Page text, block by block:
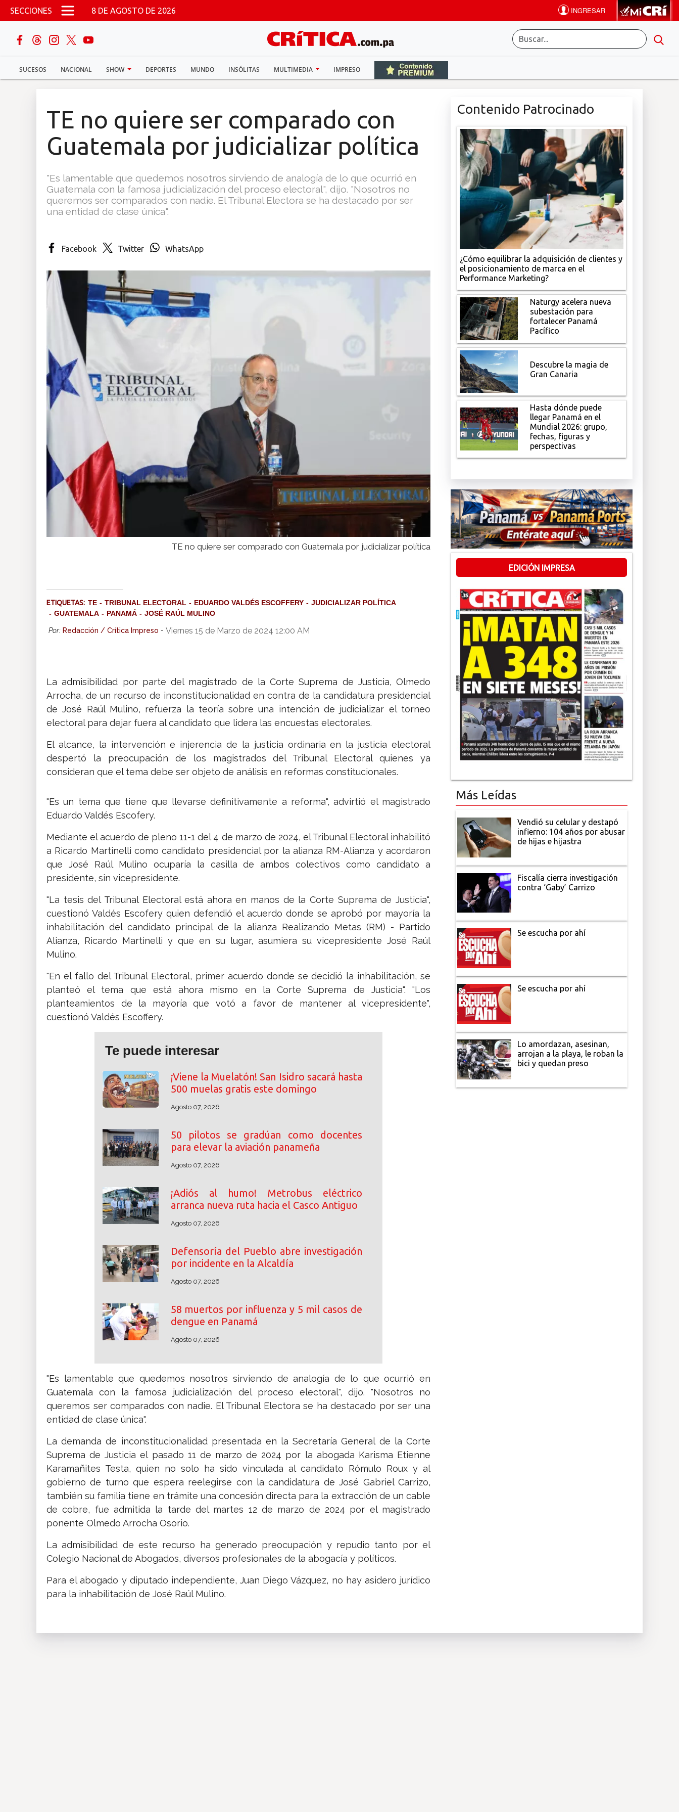
Pasar al contenido principal
SECCIONES 8 DE AGOSTO DE 2026
SUCESOS NACIONAL SHOW DEPORTES MUNDO INSÓLITAS MULTIMEDIA IMPRESO
buscar
Sucesos
Multimedia
TE no quiere ser comparado con
Guatemala por judicializar política
"Es lamentable que quedemos nosotros sirviendo de analogía de lo que ocurrió en
Guatemala con la famosa judicialización del proceso electoral", dijo. "Nosotros no
queremos ser comparados con nadie. El Tribunal Electora se ha destacado por ser
una entidad de clase única".
Facebook Twitter WhatsApp
TE no quiere ser comparado con Guatemala por judicializar política
ETIQUETAS: TE TRIBUNAL ELECTORAL EDUARDO VALDÉS ESCOFFERY
JUDICIALIZAR POLÍTICA
GUATEMALA
PANAMÁ JOSÉ RAÚL MULINO
Por: Redacción / Crítica Impreso - Viernes 15 de Marzo de 2024 12:00 AM
La admisibilidad por parte del magistrado de la Corte Suprema de Justicia, Olmedo
Arrocha, de un recurso de inconstitucionalidad en contra de la candidatura presidencial
de José Raúl Mulino, refuerza la teoría sobre una intención de judicializar el torneo
electoral para dejar fuera al candidato que lidera las encuestas electorales.
El alcance, la intervención e injerencia de la justicia ordinaria en la justicia electoral
despertó la preocupación de los magistrados del Tribunal Electoral quienes ya
consideran que el tema debe ser objeto de análisis en reformas constitucionales.
"Es un tema que tiene que llevarse definitivamente a reforma", advirtió el magistrado
Eduardo Valdés Escofery.
Mediante el acuerdo de pleno 11-1 del 4 de marzo de 2024, el Tribunal Electoral inhabilitó
a Ricardo Martinelli como candidato presidencial por la alianza RM-Alianza y acordaron
que José Raúl Mulino ocuparía la casilla de ambos colectivos como candidato a
presidente, sin vicepresidente.
"La tesis del Tribunal Electoral está ahora en manos de la Corte Suprema de Justicia",
cuestionó Valdés Escofery quien defendió el acuerdo donde se aprobó por mayoría la
inhabilitación del candidato principal de la alianza Realizando Metas (RM) - Partido
Alianza, Ricardo Martinelli y que en su lugar, asumiera su vicepresidente José Raúl
Mulino.
"En el fallo del Tribunal Electoral, primer acuerdo donde se decidió la inhabilitación, se
planteó el tema que está ahora mismo en la Corte Suprema de Justicia". "Los
planteamientos de la mayoría que votó a favor de mantener al vicepresidente",
cuestionó Valdés Escoffery.
Te puede interesar
¡Viene la Muelatón! San Isidro sacará hasta
500 muelas gratis este domingo
Agosto 07, 2026
50 pilotos se gradúan como docentes
para elevar la aviación panameña
Agosto 07, 2026
¡Adiós al humo! Metrobus eléctrico
arranca nueva ruta hacia el Casco Antiguo
Agosto 07, 2026
Defensoría del Pueblo abre investigación
por incidente en la Alcaldía
Agosto 07, 2026
58 muertos por influenza y 5 mil casos de
dengue en Panamá
Agosto 07, 2026
"Es lamentable que quedemos nosotros sirviendo de analogía de lo que ocurrió en
Guatemala con la famosa judicialización del proceso electoral", dijo. "Nosotros no
queremos ser comparados con nadie. El Tribunal Electora se ha destacado por ser una
entidad de clase única".
La demanda de inconstitucionalidad presentada en la Secretaría General de la Corte
Suprema de Justicia el pasado 11 de marzo de 2024 por la abogada Karisma Etienne
Karamañites Testa, quien no solo ha sido vinculada al candidato Rómulo Roux y al
gobierno de turno que espera reelegirse con la candidatura de José Gabriel Carrizo,
también su familia tiene en trámite una concesión directa para la extracción de un cable
de cobre, fue admitida la tarde del martes 12 de marzo de 2024 por el magistrado
ponente Olmedo Arrocha Osorio.
La admisibilidad de este recurso ha generado preocupación y repudio tanto por el
Colegio Nacional de Abogados, diversos profesionales de la abogacía y políticos.
Para el abogado y diputado independiente, Juan Diego Vázquez, no hay asidero jurídico
para la inhabilitación de José Raúl Mulino.
Contenido Patrocinado
¿Cómo equilibrar la adquisición de clientes y
el posicionamiento de marca en el
Performance Marketing?
Naturgy acelera nueva
subestación para
fortalecer Panamá
Pacífico
Descubre la magia de
Gran Canaria
Hasta dónde puede
llegar Panamá en el
Mundial 2026: grupo,
fechas, figuras y
perspectivas
EDICIÓN IMPRESA
Más Leídas
Vendió su celular y destapó
infierno: 104 años por abusar
de hijas e hijastra
Fiscalía cierra investigación
contra ‘Gaby’ Carrizo
Se escucha por ahí
Se escucha por ahí
Lo amordazan, asesinan,
arrojan a la playa, le roban la
bici y quedan preso